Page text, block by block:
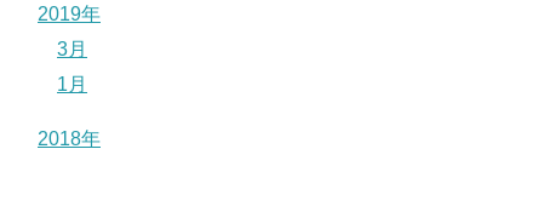
2019年
3月
1月
2018年